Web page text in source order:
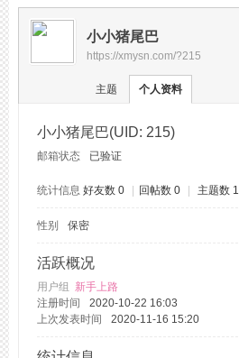
› ›
小小猪尾巴
https://xmysn.com/?215
主题 个人资料
小小猪尾巴(UID: 215)
邮箱状态 已验证
统计信息 好友数 0 回帖数 0 主题数 1
性别 保密
活跃概况
用户组 新手上路
注册时间
2020-10-22 16:03
上次发表时间
2020-11-16 15:20